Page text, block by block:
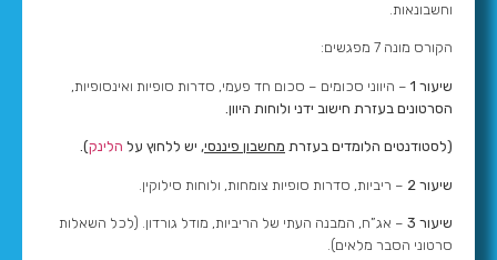
וחשבונאות.
הקורס מונה 7 מפגשים:
שיעור 1
– היווני סכומים – סכום חד פעמי, סדרות סופיות ואינסופיות,
הסרטונים בעזרת חישוב ידני ולוחות היוון.
(לסטודנטים הלומדים בעזרת מחשבון פיננסי, יש ללחוץ על הלינק).
שיעור 2 – ריביות, סדרות סופיות צומחות, ולוחות סילוקין.
שיעור 3
– אג”ח, המבנה העתי של הריביות, מודל גורדון. (לכל השאלות
סרטוני הסבר מלאים).